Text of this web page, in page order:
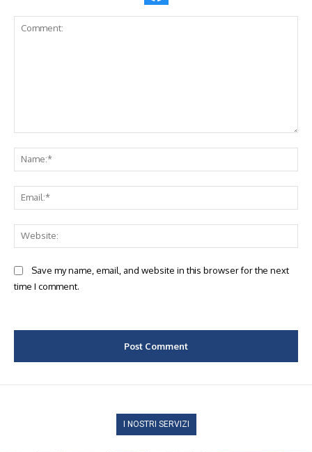
Save my name, email, and website in this browser for the next
time I comment.
I NOSTRI SERVIZI